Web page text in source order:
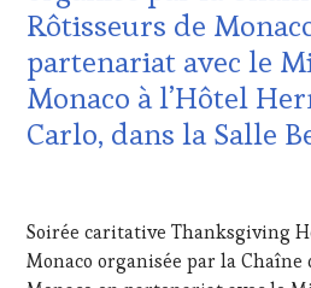
ÉCRITE,
RADIO,
TV,
WEB
OENOTOURISME
PARTENAIRES
CHEF,
CUISINIER,
ŒNOLOGUE,
Rôtisseurs de
partenariat avec le
Monaco à l’Hôtel
Carlo, dans la Salle
2025
Soirée caritative Thanksgiving
Monaco organisée par la Chaîne